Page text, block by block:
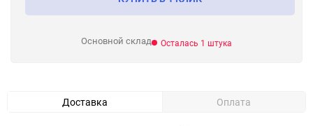
Основной склад Осталась 1 штука
Доставка Оплата